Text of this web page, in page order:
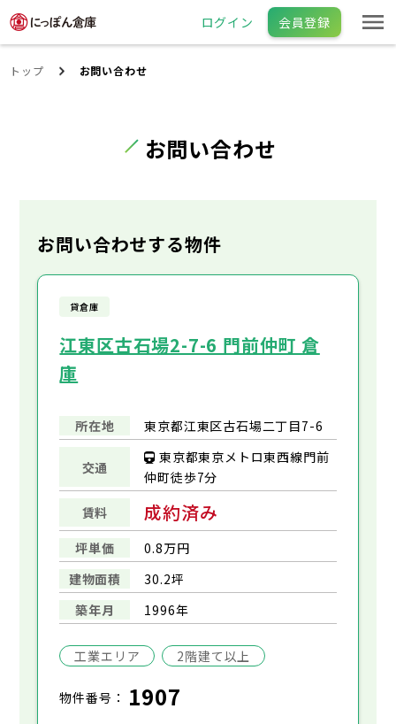
ログイン 会員登録
トップ お問い合わせ
お問い合わせ
お問い合わせする物件
貸倉庫
江東区古石場2-7-6 門前仲町 倉
庫
所在地 東京都江東区古石場二丁目7-6
交通
東京都東京メトロ東西線門前
仲町徒歩7分
賃料
成約済み
坪単価
0.8万円
建物面積
30.2坪
築年月
1996年
工業エリア 2階建て以上
物件番号： 1907